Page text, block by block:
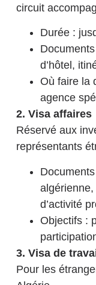
circuit
Durée :
d’hôtel,
Où faire la
agence
2. Visa affaires
Réservé aux
représentants
d’activité
Objectifs :
3. Visa de
Pour les